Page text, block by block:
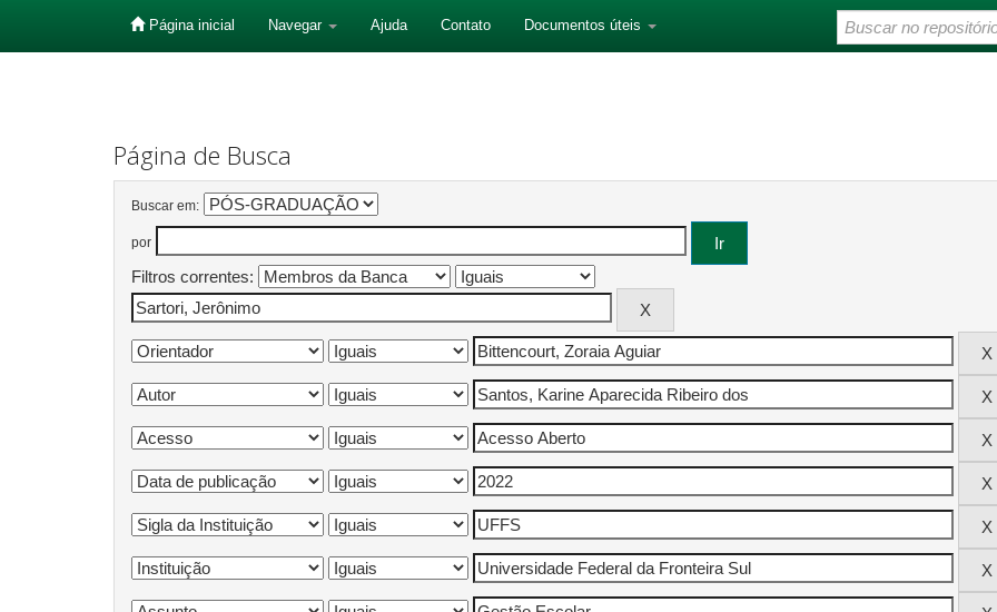
Página inicial Navegar Ajuda Contato Documentos úteis
Página de Busca
Buscar em:
por
Filtros correntes: